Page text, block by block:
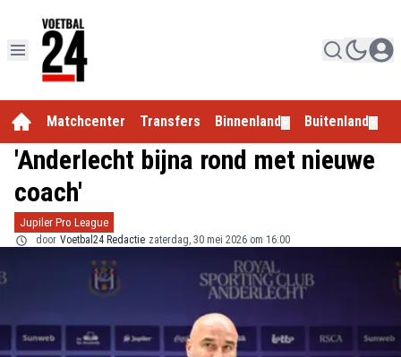
Matchcenter Transfers Binnenland Buitenland
'Anderlecht bijna rond met nieuwe
coach'
Jupiler Pro League
door Voetbal24 Redactie zaterdag, 30 mei 2026 om 16:00